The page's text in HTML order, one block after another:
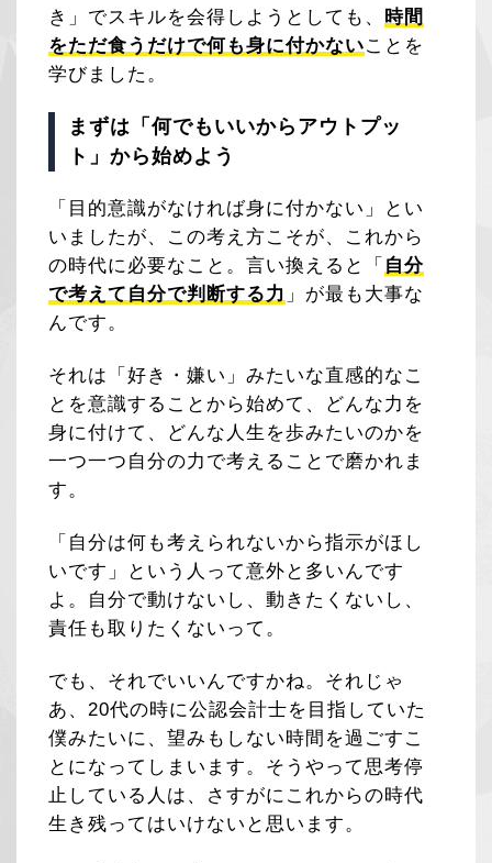
き」でスキルを会得しようとしても、 時間
をただ食うだけで何も身に付かないことを
学びました。
まずは「何でもいいからアウトプッ
ト」から始めよう
「目的意識がなければ身に付かない」とい
いましたが、この考え方こそが、これから
の時代に必要なこと。言い換えると「 自分
で考えて自分で判断する力 」が最も大事な
んです。
それは「好き・嫌い」みたいな直感的なこ
とを意識することから始めて、どんな力を
身に付けて、どんな人生を歩みたいのかを
一つ一つ自分の力で考えることで磨かれま
す。
「自分は何も考えられないから指示がほし
いです」という人って意外と多いんです
よ。自分で動けないし、動きたくないし、
責任も取りたくないって。
でも、それでいいんですかね。それじゃ
あ、20代の時に公認会計士を目指していた
僕みたいに、望みもしない時間を過ごすこ
とになってしまいます。そうやって思考停
止している人は、さすがにこれからの時代
生き残ってはいけないと思います。